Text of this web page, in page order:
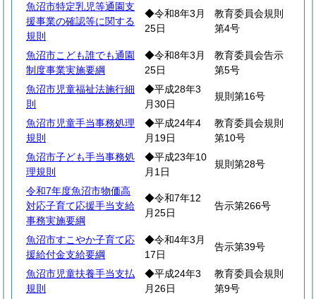
魚沼市特定乳児等通園支
援事業の確認等に関する
規則
◆令和8年3月
25日
教育委員会規則
第4号
魚沼市こども誰でも通園
制度事業実施要綱
◆令和8年3月
25日
教育委員会告示
第5号
魚沼市児童福祉法施行細
則
◆平成28年3
月30日
規則第16号
魚沼市児童手当事務処理
規則
◆平成24年4
月19日
教育委員会規則
第10号
魚沼市子ども手当事務処
理規則
◆平成23年10
月1日
規則第28号
令和7年度魚沼市物価高
対応子育て応援手当支給
事務実施要綱
◆令和7年12
月25日
告示第266号
魚沼市すこやか子育て応
援給付金支給要綱
◆令和4年3月
17日
告示第39号
魚沼市児童扶養手当支払
規則
◆平成24年3
月26日
教育委員会規則
第9号